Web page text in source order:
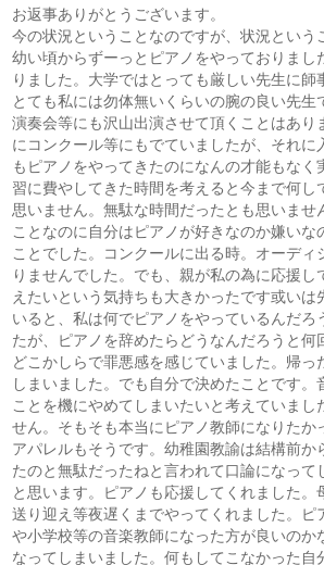
お返事ありがとうございます。
今の状況ということなのですが、状況という
幼い頃からずーっとピアノをやっておりま
りました。大学ではとっても厳しい先生に
とても私には勿体無いくらいの腕の良い先
演奏会等にも沢山出演させて頂くことはあ
にコンクール等にもでていましたが、それ
もピアノをやってきたのになんの才能もな
習に費やしてきた時間を考えると今まで何
思いません。無駄な時間だったとも思いま
ことなのに自分はピアノが好きなのか嫌い
ことでした。コンクールに出る時。オーデ
りませんでした。でも、親が私の為に応援
えたいという気持ちも大きかったです或い
いると、私は何でピアノをやっているんだ
たが、ピアノを辞めたらどうなんだろうと
どこかしらで罪悪感を感じていました。帰
しまいました。でも自分で決めたことです
ことを機にやめてしまいたいと考えていま
せん。そもそも本当にピアノ教師になりたか
アパレルもそうです。幼稚園教諭は結構前
たのと無駄だったねと言われて口論になっ
と思います。ピアノも応援してくれました
送り迎え等夜遅くまでやってくれました。
や小学校等の音楽教師になった方が良いの
なってしまいました。何もしてこなかった自